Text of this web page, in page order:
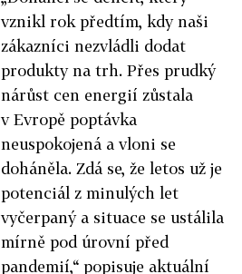
vznikl rok předtím, kdy naši
zákazníci nezvládli dodat
produkty na trh. Přes prudký
nárůst cen energií zůstala
v Evropě poptávka
neuspokojená a vloni se
doháněla. Zdá se, že letos už je
potenciál z minulých let
vyčerpaný a situace se ustálila
mírně pod úrovní před
pandemií,“ popisuje aktuální